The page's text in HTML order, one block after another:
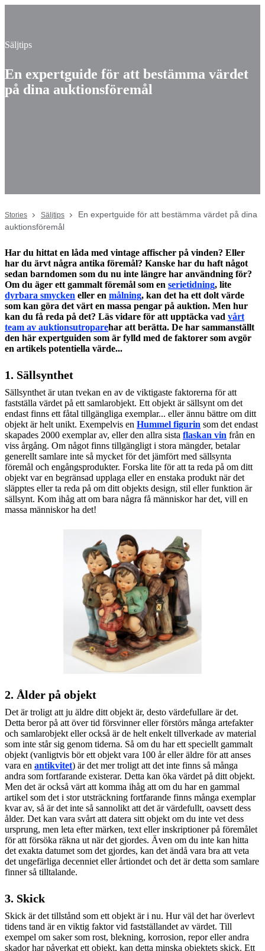
Säljtips
En expertguide för att bestämma värdet
på dina auktionsföremål
Stories Säljtips
En expertguide för att bestämma värdet på dina
auktionsföremål
Har du hittat en låda med vintage affischer på vinden? Eller
har du ärvt några antika föremål? Kanske har du haft något
sedan barndomen som du nu inte längre har användning för?
Om du äger ett gammalt föremål som en serietidning, lite
dyrbara smycken eller en målning, kan det ha ett dolt värde
som kan göra det värt en massa pengar på auktion. Men hur
kan du få reda på det? Läs vidare för att upptäcka vad vårt
team av auktionsutroparehar att berätta. De har sammanställt
den här expertguiden som är fylld med de faktorer som avgör
en artikels potentiella värde...
1. Sällsynthet
Sällsynthet är utan tvekan en av de viktigaste faktorerna för att
fastställa värdet på ett samlarobjekt. Ett objekt är sällsynt om det
endast finns ett fåtal tillgängliga exemplar... eller ännu bättre om ditt
objekt är helt unikt. Exempelvis en Hummel figurin som det endast
skapades 2000 exemplar av, eller den allra sista flaskan vin från en
viss årgång. Om något finns tillgängligt i stora mängder, betalar
generellt samlare inte så mycket för det jämfört med sällsynta
föremål och engångsprodukter. Forska lite för att ta reda på om ditt
objekt var en begränsad upplaga eller en enstaka produkt när det
släpptes eller ta reda på om ditt objekts design, stil eller funktion är
sällsynt. Kom ihåg att om bara några få människor har det, vill en
massa människor ha det!
2. Ålder på objekt
Det är troligt att ju äldre ditt objekt är, desto värdefullare är det.
Detta beror på att över tid försvinner eller förstörs många artefakter
och samlarobjekt eller också är de helt enkelt tillverkade av material
som inte står sig genom tiderna. Så om du har ett speciellt gammalt
objekt (vanligtvis bör ett objekt vara 100 år eller äldre för att anses
vara en antikvitet) är det mer troligt att det inte finns så många
andra som fortfarande existerar. Detta kan öka värdet på ditt objekt.
Men det är också värt att komma ihåg att om du har en gammal
artikel som det i stor utsträckning fortfarande finns många exemplar
kvar av, så är det inte så sannolikt att det är värdefullt, oavsett dess
ålder. Det kan vara svårt att datera sitt objekt om du inte vet dess
ursprung, men leta efter märken, text eller inskriptioner på föremålet
för att försöka räkna ut när det gjordes. Även om du inte kan hitta
det exakta datumet som det gjordes, kan det ändå vara bra att veta
det ungefärliga decenniet eller årtiondet och det är detta som samlare
finner så tilltalande.
3. Skick
Skick är det tillstånd som ett objekt är i nu. Hur väl det har överlevt
tidens tand är en viktig faktor vid fastställandet av värdet. Till
exempel om saker som rost, blekning, korrosion, repor eller andra
skador har påverkat ett objekt, kan detta minska objektets skick. Ett